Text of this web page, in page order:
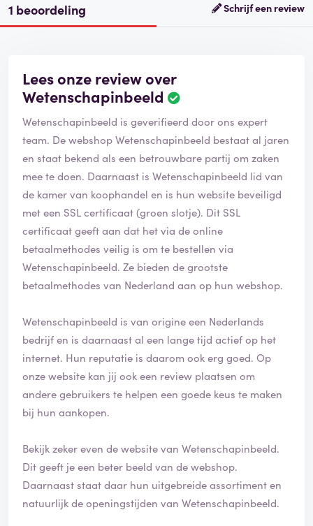
1 beoordeling Schrijf een review
Lees onze review over
Wetenschapinbeeld
Wetenschapinbeeld is geverifieerd door ons expert
team. De webshop Wetenschapinbeeld bestaat al jaren
en staat bekend als een betrouwbare partij om zaken
mee te doen. Daarnaast is Wetenschapinbeeld lid van
de kamer van koophandel en is hun website beveiligd
met een SSL certificaat (groen slotje). Dit SSL
certificaat geeft aan dat het via de online
betaalmethodes veilig is om te bestellen via
Wetenschapinbeeld. Ze bieden de grootste
betaalmethodes van Nederland aan op hun webshop.
Wetenschapinbeeld is van origine een Nederlands
bedrijf en is daarnaast al een lange tijd actief op het
internet. Hun reputatie is daarom ook erg goed. Op
onze website kan jij ook een review plaatsen om
andere gebruikers te helpen een goede keus te maken
bij hun aankopen.
Bekijk zeker even de website van Wetenschapinbeeld.
Dit geeft je een beter beeld van de webshop.
Daarnaast staat daar hun uitgebreide assortiment en
natuurlijk de openingstijden van Wetenschapinbeeld.